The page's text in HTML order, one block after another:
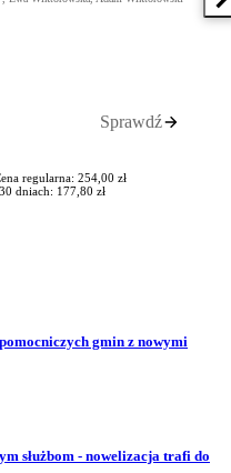
Sprawdź
regularna: 254,00 zł
dniach: 177,80 zł
gmin z nowymi
służbom - nowelizacja trafi do